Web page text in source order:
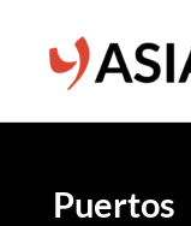
contenido
Puertos